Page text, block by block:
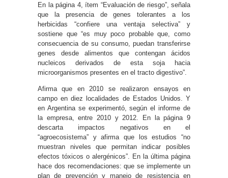
En la página 4, ítem “Evaluación de riesgo”, señala
que la presencia de genes tolerantes a los
herbicidas “confiere una ventaja selectiva” y
sostiene que “es muy poco probable que, como
consecuencia de su consumo, puedan transferirse
genes desde alimentos que contengan ácidos
nucleicos derivados de esta soja hacia
microorganismos presentes en el tracto digestivo”.
Afirma que en 2010 se realizaron ensayos en
campo en diez localidades de Estados Unidos. Y
en Argentina se experimentó, según el informe de
la empresa, entre 2010 y 2012. En la página 9
descarta impactos negativos en el
“agroecosistema” y afirma que los estudios “no
muestran niveles que permitan indicar posibles
efectos tóxicos o alergénicos”. En la última página
hace dos recomendaciones: que se implemente un
plan de prevención y manejo de resistencia en